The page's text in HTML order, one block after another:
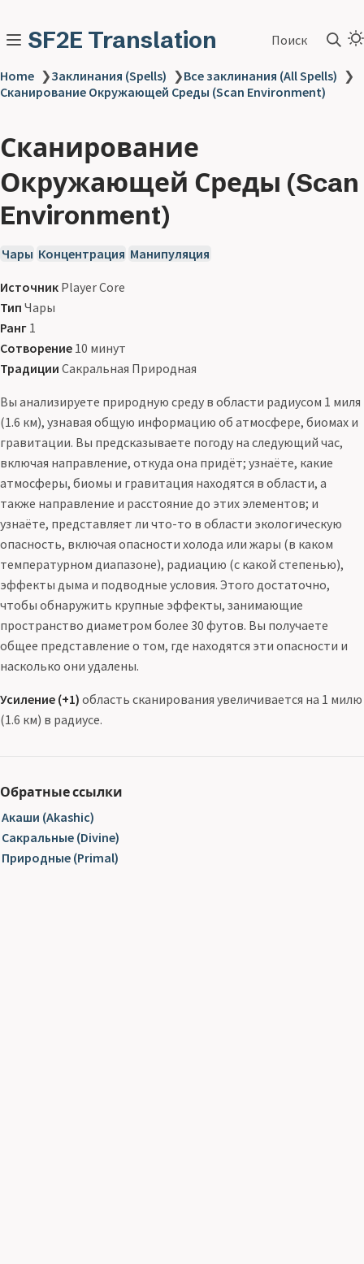
SF2E Translation Поиск
Home ❯Заклинания (Spells) ❯Все заклинания (All Spells) ❯
Сканирование Окружающей Среды (Scan Environment)
Сканирование
Окружающей Среды (Scan
Environment)
Чары Концентрация Манипуляция
Источник Player Core
Тип Чары
Ранг 1
Сотворение 10 минут
Традиции Сакральная Природная
Вы анализируете природную среду в области радиусом 1 миля
(1.6 км), узнавая общую информацию об атмосфере, биомах и
гравитации. Вы предсказываете погоду на следующий час,
включая направление, откуда она придёт; узнаёте, какие
атмосферы, биомы и гравитация находятся в области, а
также направление и расстояние до этих элементов; и
узнаёте, представляет ли что-то в области экологическую
опасность, включая опасности холода или жары (в каком
температурном диапазоне), радиацию (с какой степенью),
эффекты дыма и подводные условия. Этого достаточно,
чтобы обнаружить крупные эффекты, занимающие
пространство диаметром более 30 футов. Вы получаете
общее представление о том, где находятся эти опасности и
насколько они удалены.
Усиление (+1) область сканирования увеличивается на 1 милю
(1.6 км) в радиусе.
Обратные ссылки
Акаши (Akashic)
Сакральные (Divine)
Природные (Primal)